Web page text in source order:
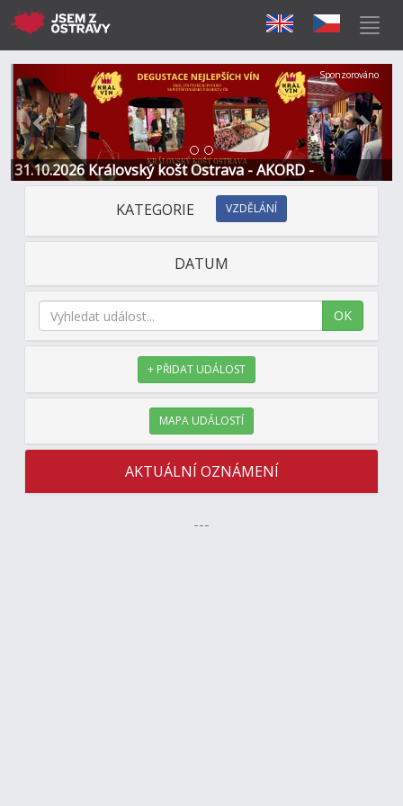
31.10.2026 Královský košt Ostrava - AKORD -
Restaurace a Hotel
Předchozí Další
Sponzorováno
KATEGORIE VZDĚLÁNÍ
DATUM
OK
+ PŘIDAT UDÁLOST
MAPA UDÁLOSTÍ
AKTUÁLNÍ OZNÁMENÍ
---